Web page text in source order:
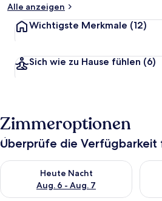
Alle anzeigen
Wichtigste Merkmale (12)
Sich wie zu Hause fühlen (6)
Zimmeroptionen
Überprüfe die Verfügbarkeit
Heute Nacht
Aug. 6 - Aug. 7
Überprüfe die Verfügbarkeit für